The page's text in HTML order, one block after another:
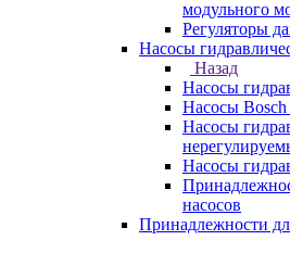
модульного
Регуляторы
Насосы
Назад
Насосы
Насосы Bosch
Насосы
Насосы
насосов
Принадлежности